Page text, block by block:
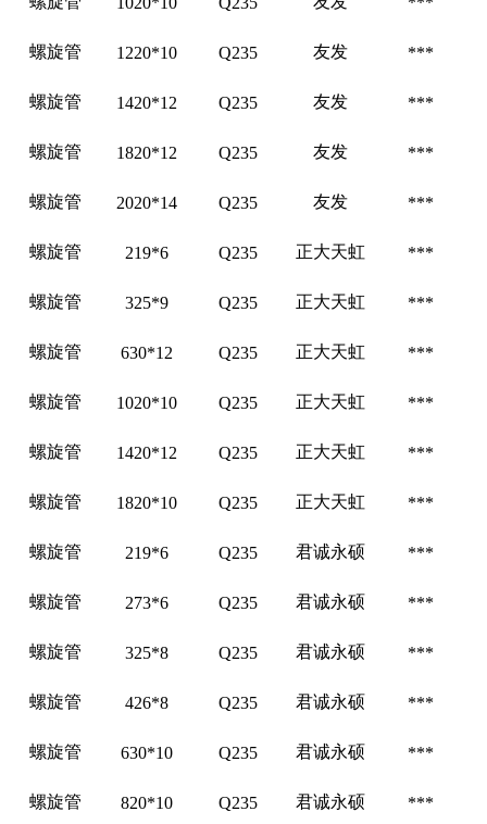
螺旋管 1220*10 Q235 友发 ***
螺旋管 1420*12 Q235 友发 ***
螺旋管 1820*12 Q235 友发 ***
螺旋管 2020*14 Q235 友发 ***
螺旋管 219*6 Q235 正大天虹 ***
螺旋管 325*9 Q235 正大天虹 ***
螺旋管 630*12 Q235 正大天虹 ***
螺旋管 1020*10 Q235 正大天虹 ***
螺旋管 1420*12 Q235 正大天虹 ***
螺旋管 1820*10 Q235 正大天虹 ***
螺旋管 219*6 Q235 君诚永硕 ***
螺旋管 273*6 Q235 君诚永硕 ***
螺旋管 325*8 Q235 君诚永硕 ***
螺旋管 426*8 Q235 君诚永硕 ***
螺旋管 630*10 Q235 君诚永硕 ***
螺旋管 820*10 Q235 君诚永硕 ***